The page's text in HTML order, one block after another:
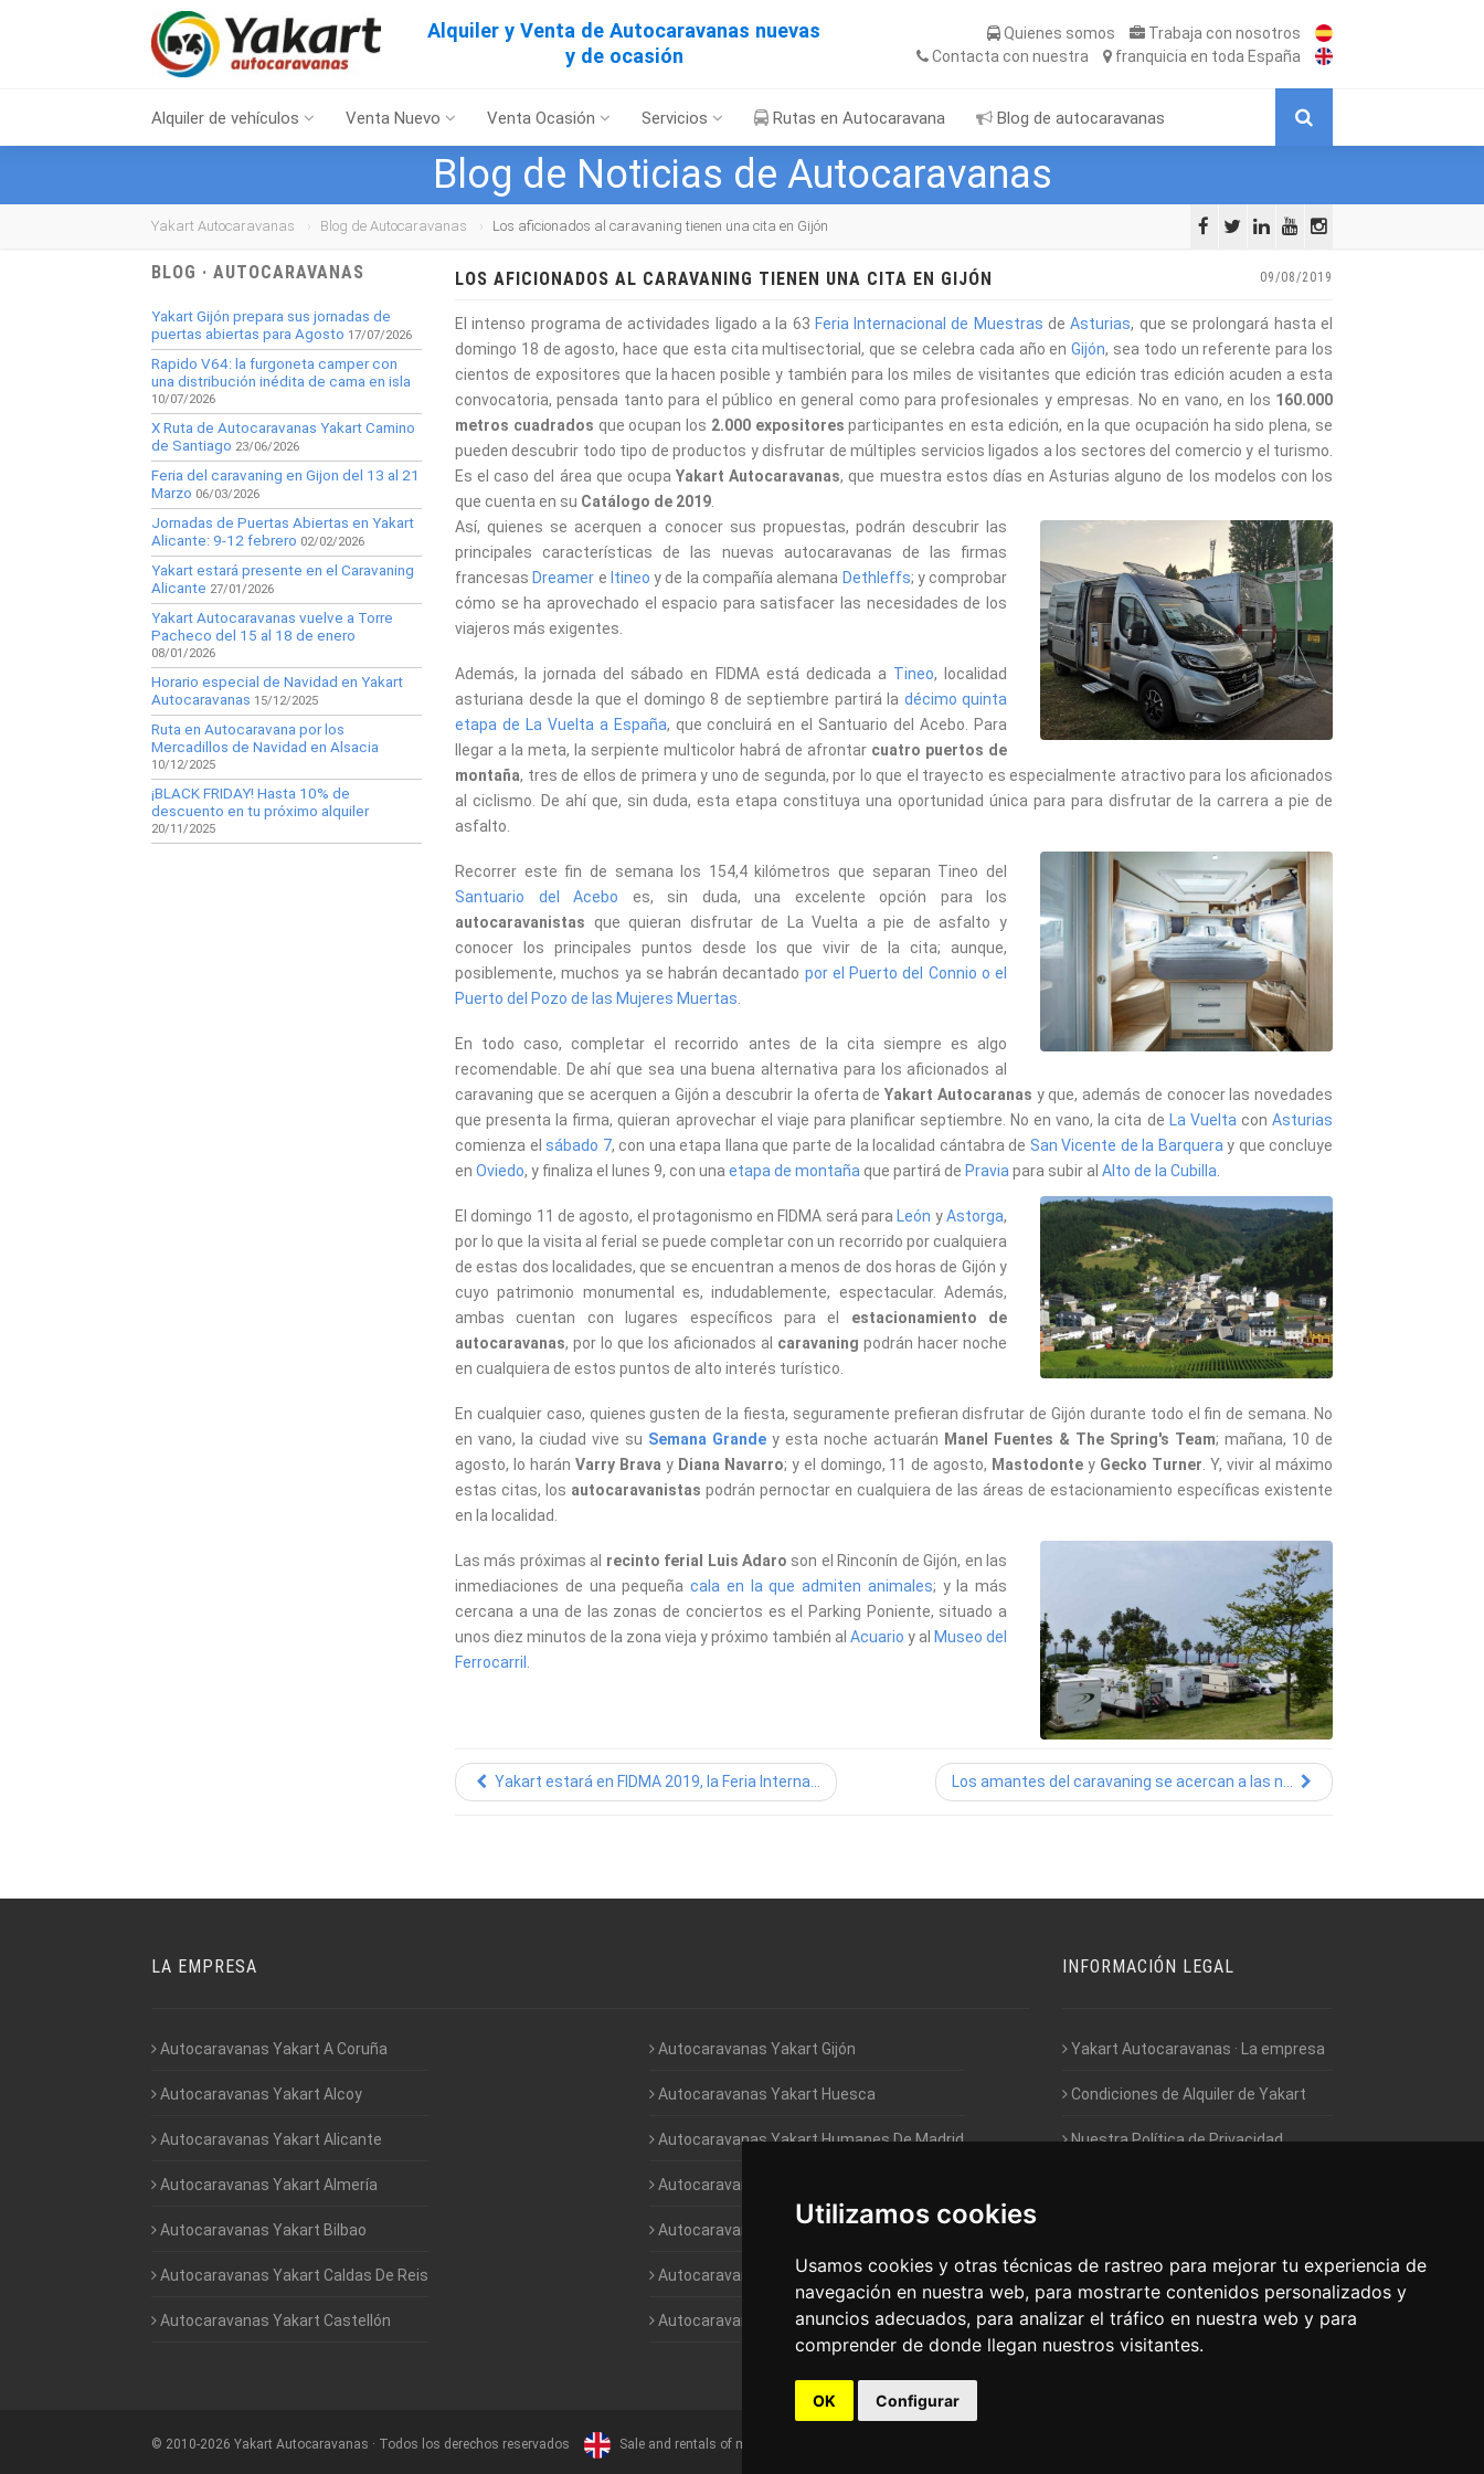
Utilizamos cookies
Usamos cookies y otras técnicas de rastreo para mejorar tu experiencia de
navegación en nuestra web, para mostrarte contenidos personalizados y
anuncios adecuados, para analizar el tráfico en nuestra web y para
comprender de donde llegan nuestros visitantes.
OK Configurar
Alquiler y Venta de Autocaravanas nuevas
y de ocasión
Quienes somos Trabaja con nosotros
Contacta con nuestra franquicia en toda España
Alquiler de vehículos Venta Nuevo Venta Ocasión Servicios Rutas en Autocaravana Blog de autocaravanas
Blog de Noticias de Autocaravanas
Yakart Autocaravanas Blog de Autocaravanas Los aficionados al caravaning tienen una cita en Gijón
BLOG · AUTOCARAVANAS
Yakart Gijón prepara sus jornadas de
puertas abiertas para Agosto 17/07/2026
Rapido V64: la furgoneta camper con
una distribución inédita de cama en isla
10/07/2026
X Ruta de Autocaravanas Yakart Camino
de Santiago 23/06/2026
Feria del caravaning en Gijon del 13 al 21
Marzo 06/03/2026
Jornadas de Puertas Abiertas en Yakart
Alicante: 9-12 febrero 02/02/2026
Yakart estará presente en el Caravaning
Alicante 27/01/2026
Yakart Autocaravanas vuelve a Torre
Pacheco del 15 al 18 de enero
08/01/2026
Horario especial de Navidad en Yakart
Autocaravanas 15/12/2025
Ruta en Autocaravana por los
Mercadillos de Navidad en Alsacia
10/12/2025
¡BLACK FRIDAY! Hasta 10% de
descuento en tu próximo alquiler
20/11/2025
LOS AFICIONADOS AL CARAVANING TIENEN UNA CITA EN GIJÓN 09/08/2019
El intenso programa de actividades ligado a la 63 Feria Internacional de Muestras deAsturias, que se prolongará hasta el
domingo 18 de agosto, hace que esta cita multisectorial, que se celebra cada año enGijón, sea todo un referente para los
cientos de expositores que la hacen posible y también para los miles de visitantes que edición tras edición acuden a esta
convocatoria, pensada tanto para el público en general como para profesionales y empresas. No en vano, en los 160.000
metros cuadrados que ocupan los 2.000 expositores participantes en esta edición, en la que ocupación ha sido plena, se
pueden descubrir todo tipo de productos y disfrutar de múltiples servicios ligados a los sectores del comercio y el turismo.
Es el caso del área que ocupaYakart Autocaravanas, que muestra estos días en Asturias alguno de los modelos con los
que cuenta en su Catálogo de 2019
Así, quienes se acerquen a conocer sus propuestas, podrán descubrir las
principales características de las nuevas autocaravanas de las firmas
francesas Dreamer e Itineo y de la compañía alemana Dethleffs; y comprobar
cómo se ha aprovechado el espacio para satisfacer las necesidades de los
viajeros más exigentes.
Además, la jornada del sábado en FIDMA está dedicada a Tineo, localidad
asturiana desde la que el domingo 8 de septiembre partirá la décimo quinta
etapa de La Vuelta a España, que concluirá en el Santuario del Acebo. Para
llegar a la meta, la serpiente multicolor habrá de afrontar cuatro puertos de
montaña, tres de ellos de primera y uno de segunda, por lo que el trayecto es especialmente atractivo para los aficionados
al ciclismo. De ahí que, sin duda, esta etapa constituya una oportunidad única para para disfrutar de la carrera a pie de
asfalto.
Recorrer este fin de semana los 154,4 kilómetros que separan Tineo del
Santuario del Acebo es, sin duda, una excelente opción para los
autocaravanistas que quieran disfrutar de La Vuelta a pie de asfalto y
conocer los principales puntos desde los que vivir de la cita; aunque,
posiblemente, muchos ya se habrán decantado por el Puerto del Connio o el
Puerto del Pozo de las Mujeres Muertas
En todo caso, completar el recorrido antes de la cita siempre es algo
recomendable. De ahí que sea una buena alternativa para los aficionados al
caravaning que se acerquen a Gijón a descubrir la oferta deYakart Autocaranas y que, además de conocer las novedades
que presenta la firma, quieran aprovechar el viaje para planificar septiembre. No en vano, la cita de La Vuelta conAsturias
comienza el sábado 7, con una etapa llana que parte de la localidad cántabra de San Vicente de la Barquera y que concluye
en Oviedo, y finaliza el lunes 9, con una etapa de montaña que partirá de Pravia para subir al Alto de la Cubilla
El domingo 11 de agosto, el protagonismo en FIDMA será para León yAstorga,
por lo que la visita al ferial se puede completar con un recorrido por cualquiera
de estas dos localidades, que se encuentran a menos de dos horas de Gijón y
cuyo patrimonio monumental es, indudablemente, espectacular. Además,
ambas cuentan con lugares específicos para el estacionamiento de
autocaravanas, por lo que los aficionados al caravaning podrán hacer noche
en cualquiera de estos puntos de alto interés turístico.
En cualquier caso, quienes gusten de la fiesta, seguramente prefieran disfrutar de Gijón durante todo el fin de semana. No
en vano, la ciudad vive su Semana Grande y esta noche actuarán Manel Fuentes & The Spring's Team; mañana, 10 de
agosto, lo harán Varry Brava y Diana Navarro; y el domingo, 11 de agosto, Mastodonte y Gecko Turner . Y, vivir al máximo
estas citas, los autocaravanistas podrán pernoctar en cualquiera de las áreas de estacionamiento específicas existente
en la localidad.
Las más próximas al recinto ferial Luis Adaro son el Rinconín de Gijón, en las
inmediaciones de una pequeñacala en la que admiten animales; y la más
cercana a una de las zonas de conciertos es el Parking Poniente, situado a
unos diez minutos de la zona vieja y próximo también alAcuario y al Museo del
Ferrocarril
Yakart estará en FIDMA 2019, la Feria Interna... Los amantes del caravaning se acercan a las n...
LA EMPRESA
Autocaravanas Yakart A Coruña
Autocaravanas Yakart Alcoy
Autocaravanas Yakart Alicante
Autocaravanas Yakart Almería
Autocaravanas Yakart Bilbao
Autocaravanas Yakart Caldas De Reis
Autocaravanas Yakart Castellón
Autocaravanas Yakart Gijón
Autocaravanas Yakart Huesca
Autocaravanas Yakart Humanes De Madrid
Autocaravanas Yakart Jaén
Autocaravanas Yakart Lugo
Autocaravanas Yakart Valencia
Autocaravanas Yakart Vitoria
INFORMACIÓN LEGAL
Yakart Autocaravanas · La empresa
Condiciones de Alquiler de Yakart
Nuestra Política de Privacidad
© 2010-2026 Yakart Autocaravanas · Todos los derechos reservados Sale and rentals of motorhomes